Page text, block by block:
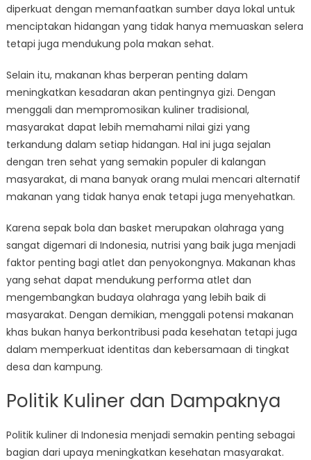
diperkuat dengan memanfaatkan sumber daya lokal untuk
menciptakan hidangan yang tidak hanya memuaskan selera
tetapi juga mendukung pola makan sehat.
Selain itu, makanan khas berperan penting dalam
meningkatkan kesadaran akan pentingnya gizi. Dengan
menggali dan mempromosikan kuliner tradisional,
masyarakat dapat lebih memahami nilai gizi yang
terkandung dalam setiap hidangan. Hal ini juga sejalan
dengan tren sehat yang semakin populer di kalangan
masyarakat, di mana banyak orang mulai mencari alternatif
makanan yang tidak hanya enak tetapi juga menyehatkan.
Karena sepak bola dan basket merupakan olahraga yang
sangat digemari di Indonesia, nutrisi yang baik juga menjadi
faktor penting bagi atlet dan penyokongnya. Makanan khas
yang sehat dapat mendukung performa atlet dan
mengembangkan budaya olahraga yang lebih baik di
masyarakat. Dengan demikian, menggali potensi makanan
khas bukan hanya berkontribusi pada kesehatan tetapi juga
dalam memperkuat identitas dan kebersamaan di tingkat
desa dan kampung.
Politik Kuliner dan Dampaknya
Politik kuliner di Indonesia menjadi semakin penting sebagai
bagian dari upaya meningkatkan kesehatan masyarakat.